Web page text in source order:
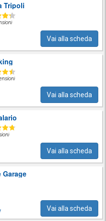
Tripoli
Vai alla scheda
Vai alla scheda
Vai alla scheda
Garage
Vai alla scheda